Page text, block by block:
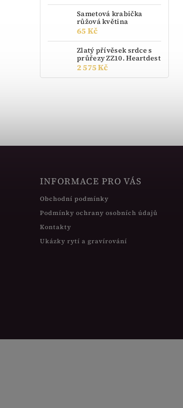
Sametová krabička
růžová květina
65 Kč
Zlatý přívěsek srdce s
průřezy ZZ10. Heartdest
2 575 Kč
Krabička sametová
kočka béžová FU-69-
A20
skladem
95 Kč
INFORMACE PRO VÁS
Obchodní podmínky
Podmínky ochrany osobních údajů
Kontakty
Ukázky rytí a gravírování